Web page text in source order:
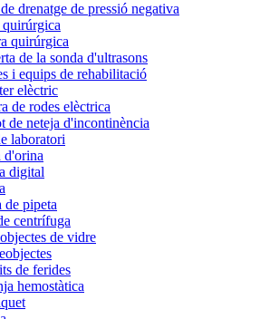
drenatge de pressió negativa
quirúrgica
de la sonda d'ultrasons
i equips de rehabilitació
elèctric
de rodes elèctrica
de neteja d'incontinència
laboratori
d'orina
digital
de pipeta
centrífuga
de vidre
de ferides
hemostàtica